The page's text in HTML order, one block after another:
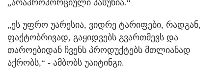
„არაპროპორციული პასუხია.“
„ეს უფრო უარესია, ვიდრე ტარიფები, რადგან,
ფაქტობრივად, გაყიდვებს გვართმევს და
თაროებიდან ჩვენს პროდუქტებს მთლიანად
აქრობს,“ - ამბობს უაიტინგი.